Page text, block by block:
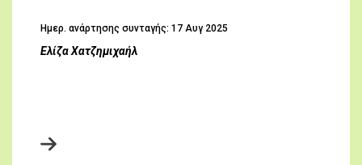
Hμερ. ανάρτησης συνταγής: 17 Αυγ 2025
Ελίζα Χατζημιχαήλ